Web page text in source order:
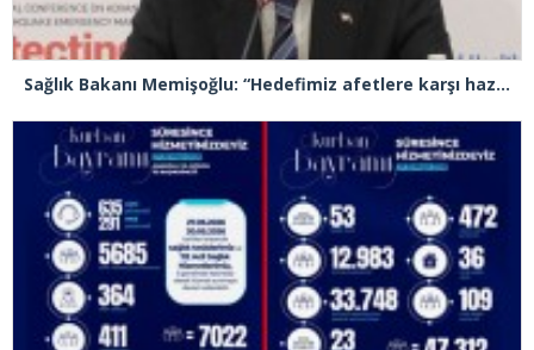
Sağlık Bakanı Memişoğlu: “Hedefimiz afetlere karşı hazırlıklı, dirençli ve sürdürülebilir bir sağlık sistemi inşa etmek”